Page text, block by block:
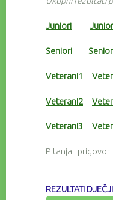
Juniori
Seniori
Veterani1
Veterani2
Veterani3
Pitanja i prigovori
REZULTATI